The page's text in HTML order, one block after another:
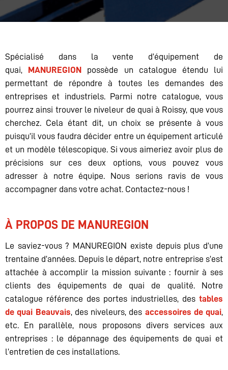
Spécialisé dans la vente d’équipement de
quai, MANUREGION possède un catalogue étendu lui
permettant de répondre à toutes les demandes des
entreprises et industriels. Parmi notre catalogue, vous
pourrez ainsi trouver le niveleur de quai à Roissy, que vous
cherchez. Cela étant dit, un choix se présente à vous
puisqu’il vous faudra décider entre un équipement articulé
et un modèle télescopique. Si vous aimeriez avoir plus de
précisions sur ces deux options, vous pouvez vous
adresser à notre équipe. Nous serions ravis de vous
accompagner dans votre achat. Contactez-nous !
À PROPOS DE MANUREGION
Le saviez-vous ? MANUREGION existe depuis plus d’une
trentaine d’années. Depuis le départ, notre entreprise s’est
attachée à accomplir la mission suivante : fournir à ses
clients des équipements de quai de qualité. Notre
catalogue référence des portes industrielles, des tables
de quai Beauvais, des niveleurs, des accessoires de quai,
etc. En parallèle, nous proposons divers services aux
entreprises : le dépannage des équipements de quai et
l’entretien de ces installations.